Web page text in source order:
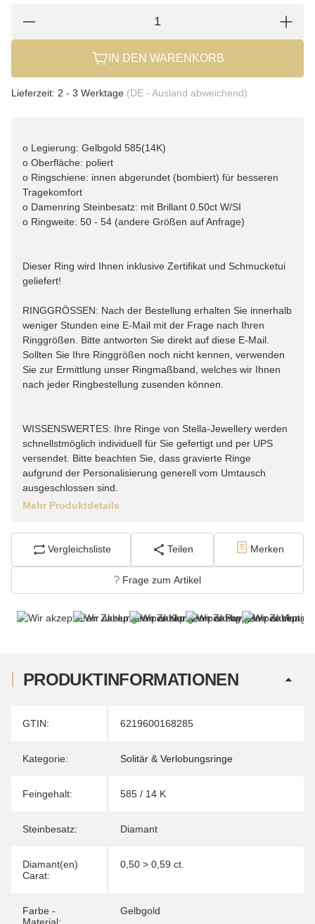
IN DEN WARENKORB
Lieferzeit: 2 - 3 Werktage (DE - Ausland abweichend)
o Legierung: Gelbgold 585(14K)
o Oberfläche: poliert
o Ringschiene: innen abgerundet (bombiert) für besseren
Tragekomfort
o Damenring Steinbesatz: mit Brillant 0.50ct W/SI
o Ringweite: 50 - 54 (andere Größen auf Anfrage)
Dieser Ring wird Ihnen inklusive Zertifikat und Schmucketui
geliefert!
RINGGRÖSSEN: Nach der Bestellung erhalten Sie innerhalb
weniger Stunden eine E-Mail mit der Frage nach Ihren
Ringgrößen. Bitte antworten Sie direkt auf diese E-Mail.
Sollten Sie Ihre Ringgrößen noch nicht kennen, verwenden
Sie zur Ermittlung unser Ringmaßband, welches wir Ihnen
nach jeder Ringbestellung zusenden können.
WISSENSWERTES: Ihre Ringe von Stella-Jewellery werden
schnellstmöglich individuell für Sie gefertigt und per UPS
versendet. Bitte beachten Sie, dass gravierte Ringe
aufgrund der Personalisierung generell vom Umtausch
ausgeschlossen sind.
Mehr Produktdetails
Vergleichsliste Teilen Merken
Frage zum Artikel
PRODUKTINFORMATIONEN
Produkteigenschaft
Wert
GTIN: 6219600168285
Kategorie: Solitär & Verlobungsringe
Feingehalt: 585 / 14 K
Steinbesatz: Diamant
Diamant(en)
Carat:
0,50 > 0,59 ct.
Farbe -
Material:
Gelbgold